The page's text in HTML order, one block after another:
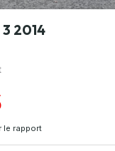
2014
le rapport